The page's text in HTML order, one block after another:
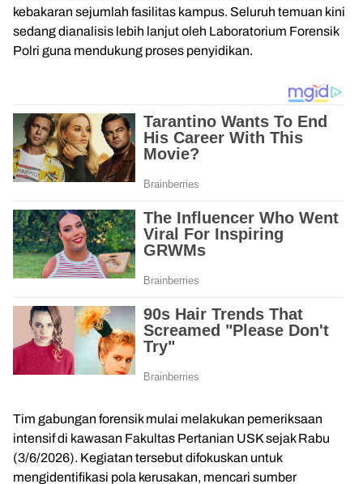
kebakaran sejumlah fasilitas kampus. Seluruh temuan kini
sedang dianalisis lebih lanjut oleh Laboratorium Forensik
Polri guna mendukung proses penyidikan.
Tim gabungan forensik mulai melakukan pemeriksaan
intensif di kawasan Fakultas Pertanian USK sejak Rabu
(3/6/2026). Kegiatan tersebut difokuskan untuk
mengidentifikasi pola kerusakan, mencari sumber